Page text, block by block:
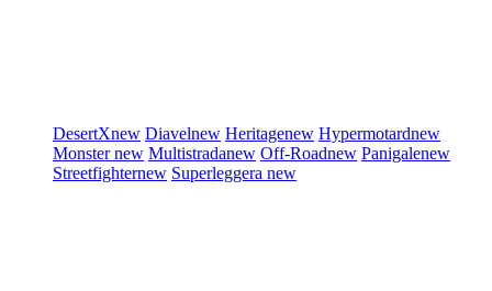
DesertXnew Diavelnew Heritagenew Hypermotardnew
Monsternew Multistradanew Off-Roadnew Panigalenew
Streetfighternew Superleggera new